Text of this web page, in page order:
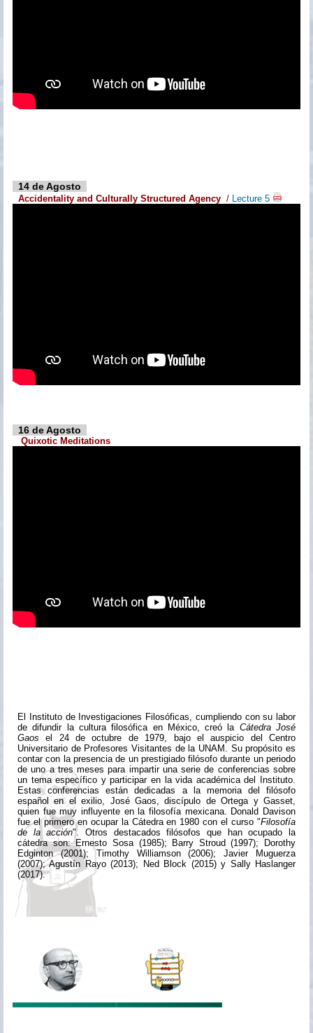
14 de Agosto
Accidentality and Culturally Structured Agency / Lecture 5
16 de Agosto
Quixotic Meditations
El Instituto de Investigaciones Filosóficas, cumpliendo con su labor
de difundir la cultura filosófica en México, creó la Cátedra José
Gaosel 24 de octubre de 1979, bajo el auspicio del Centro
Universitario de Profesores Visitantes de la UNAM. Su propósito es
contar con la presencia de un prestigiado filósofo durante un periodo
de uno a tres meses para impartir una serie de conferencias sobre
un tema específico y participar en la vida académica del Instituto.
Estas conferencias están dedicadas a la memoria del filósofo
español en el exilio, José Gaos, discípulo de Ortega y Gasset,
quien fue muy influyente en la filosofía mexicana. Donald Davison
fue el primero en ocupar la Cátedra en 1980 con el curso "Filosofía
de la acción". Otros destacados filósofos que han ocupado la
cátedra son: Ernesto Sosa (1985); Barry Stroud (1997); Dorothy
Edginton (2001); Timothy Williamson (2006); Javier Muguerza
(2007); Agustín Rayo (2013); Ned Block (2015) y Sally Haslanger
(2017).